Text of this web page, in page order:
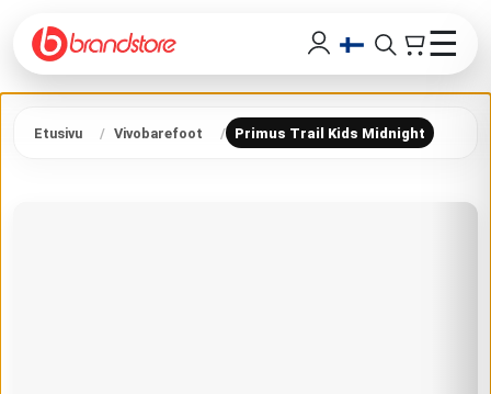
☰
Etusivu Vivobarefoot Primus Trail Kids Midnight